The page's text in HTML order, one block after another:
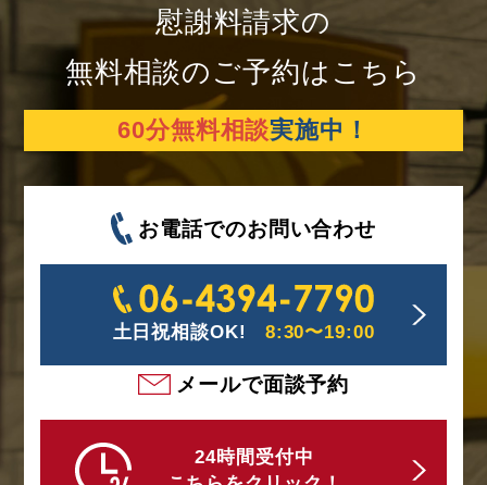
慰謝料請求の
無料相談のご予約はこちら
60分無料相談実施中！
お電話でのお問い合わせ
土日祝相談OK! 8:30〜19:00
メールで面談予約
24時間受付中